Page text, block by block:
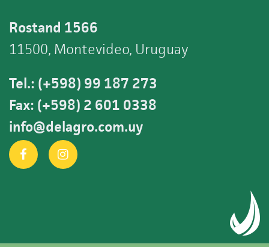
Rostand 1566
11500, Montevideo, Uruguay
Tel.: (+598) 99 187 273
Fax: (+598) 2 601 0338
info@delagro.com.uy